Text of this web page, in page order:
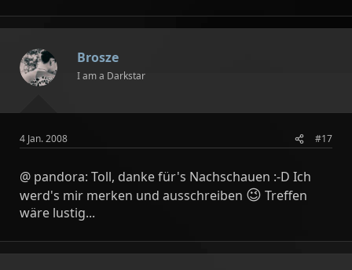
Brosze
I am a Darkstar
4 Jan. 2008 #17
@ pandora: Toll, danke für's Nachschauen :-D Ich
werd's mir merken und ausschreiben 😉 Treffen
wäre lustig...